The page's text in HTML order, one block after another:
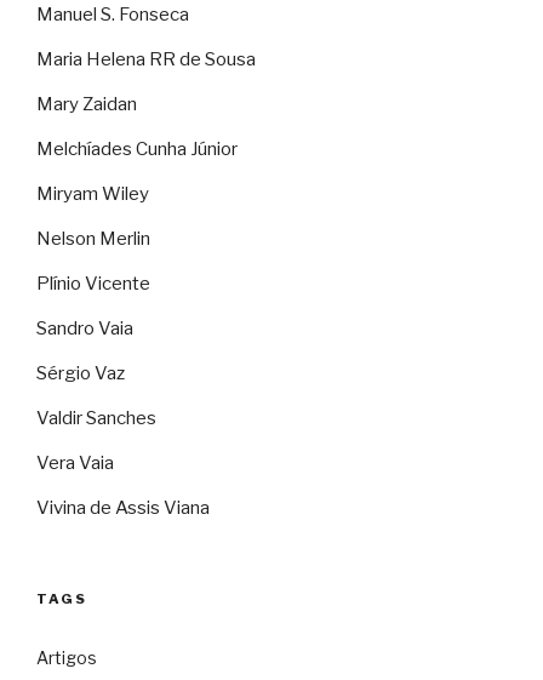
Manuel S. Fonseca
Maria Helena RR de Sousa
Mary Zaidan
Melchíades Cunha Júnior
Miryam Wiley
Nelson Merlin
Plínio Vicente
Sandro Vaia
Sérgio Vaz
Valdir Sanches
Vera Vaia
Vivina de Assis Viana
TAGS
Artigos